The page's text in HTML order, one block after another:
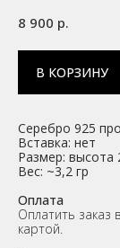
8 900 р.
В КОРЗИНУ
Серебро 925
Вставка: нет
Размер: высота
Вес: ~3,2 гр
Оплата
Оплатить
картой.